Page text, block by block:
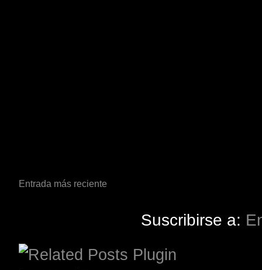
Entrada más reciente
Suscribirse a: